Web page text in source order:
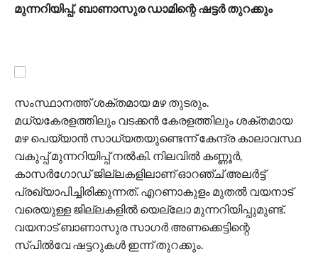
മുന്നറിയിപ്പ്, ബാണാസുര ഡാമിന്റെ ഷട്ടര്‍ തുറക്കും
സംസ്ഥാനത്ത് ശക്തമായ മഴ തുടരും.
മധ്യകേരളത്തിലും വടക്കൻ കേരളത്തിലും ശക്തമായ
മഴ പെയ്യാൻ സാധ്യതയുണ്ടെന്ന് കേന്ദ്ര കാലാവസ്ഥ
വകുപ്പ് മുന്നറിയിപ്പ് നൽകി. നിലവിൽ കണ്ണൂർ,
കാസർഗോഡ് ജില്ലകളിലാണ് ഓറഞ്ച് അലർട്ട്
പ്രഖ്യാപിച്ചിരിക്കുന്നത്. എറണാകുളം മുതൽ വയനാട്
വരെയുള്ള ജില്ലകളിൽ യെല്ലോ മുന്നറിയിപ്പുമുണ്ട്.
വയനാട് ബാണാസുര സാഗർ അണക്കെട്ടിന്റെ
സ്പിൽവേ ഷട്ടറുകൾ ഇന്ന് തുറക്കും.